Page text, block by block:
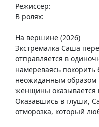
Режиссер:
В ролях:
На вершине (2026)
Экстремалка Саша
отправляется в
намереваясь
неожиданным образом
женщины оказывается
Оказавшись в глуши,
отморозка, который